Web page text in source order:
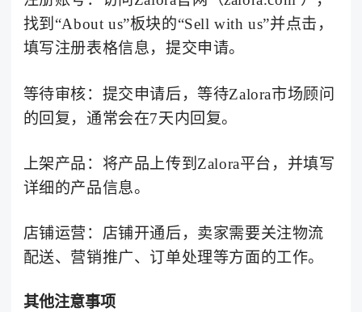
找到“About us”板块的“Sell with us”并点击，
填写注册表格信息，提交申请。
等待审核：提交申请后，等待Zalora市场顾问
的回复，通常会在7天内回复。
上架产品：将产品上传到Zalora平台，并填写
详细的产品信息。
店铺运营：店铺开通后，卖家需要关注物流
配送、营销推广、订单处理等方面的工作。
其他注意事项